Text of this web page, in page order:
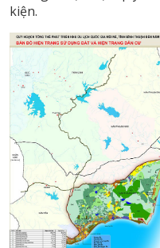
kiện.